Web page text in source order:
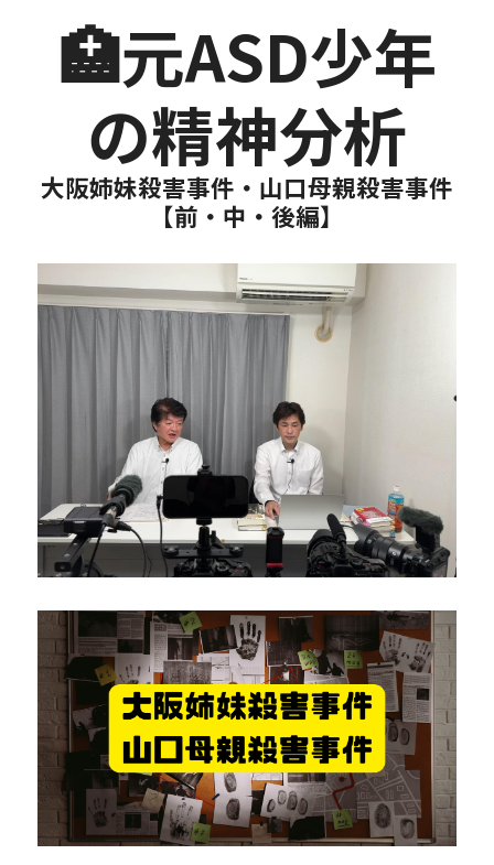
🏥元ASD少年
の精神分析
大阪姉妹殺害事件・山口母親殺害事件
【前・中・後編】